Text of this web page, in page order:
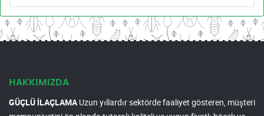
HAKKIMIZDA
GÜÇLÜ İLAÇLAMAUzun yıllardır sektörde faaliyet gösteren, müşteri